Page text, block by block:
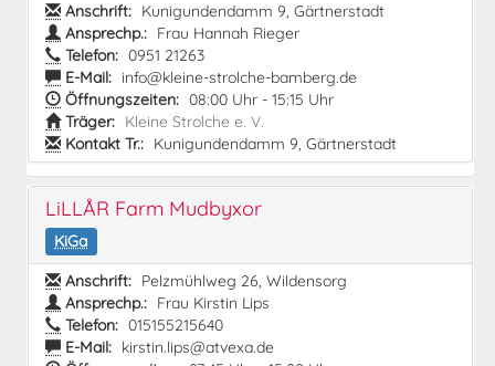
Anschrift: Kunigundendamm 9, Gärtnerstadt
Ansprechp.: Frau Hannah Rieger
Telefon: 0951 21263
E-Mail: info@kleine-strolche-bamberg.de
Öffnungszeiten: 08:00 Uhr - 15:15 Uhr
Träger: Kleine Strolche e. V.
Kontakt Tr.: Kunigundendamm 9, Gärtnerstadt
LiLLÅR Farm Mudbyxor
KiGa
Anschrift: Pelzmühlweg 26, Wildensorg
Ansprechp.: Frau Kirstin Lips
Telefon: 015155215640
E-Mail: kirstin.lips@atvexa.de